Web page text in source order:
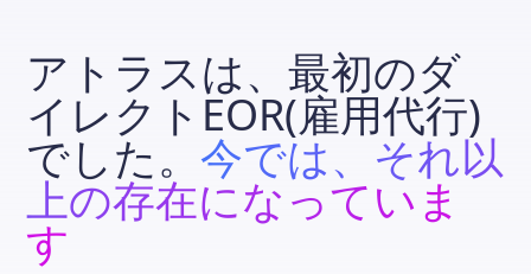
アトラスは、最初のダ
イレクトEOR(雇用代行)
でした。 今では、それ以
上の存在になっていま
す